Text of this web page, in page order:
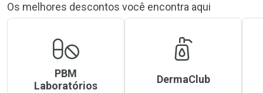
Os melhores descontos você encontra aqui
PBM
Laboratórios
DermaClub